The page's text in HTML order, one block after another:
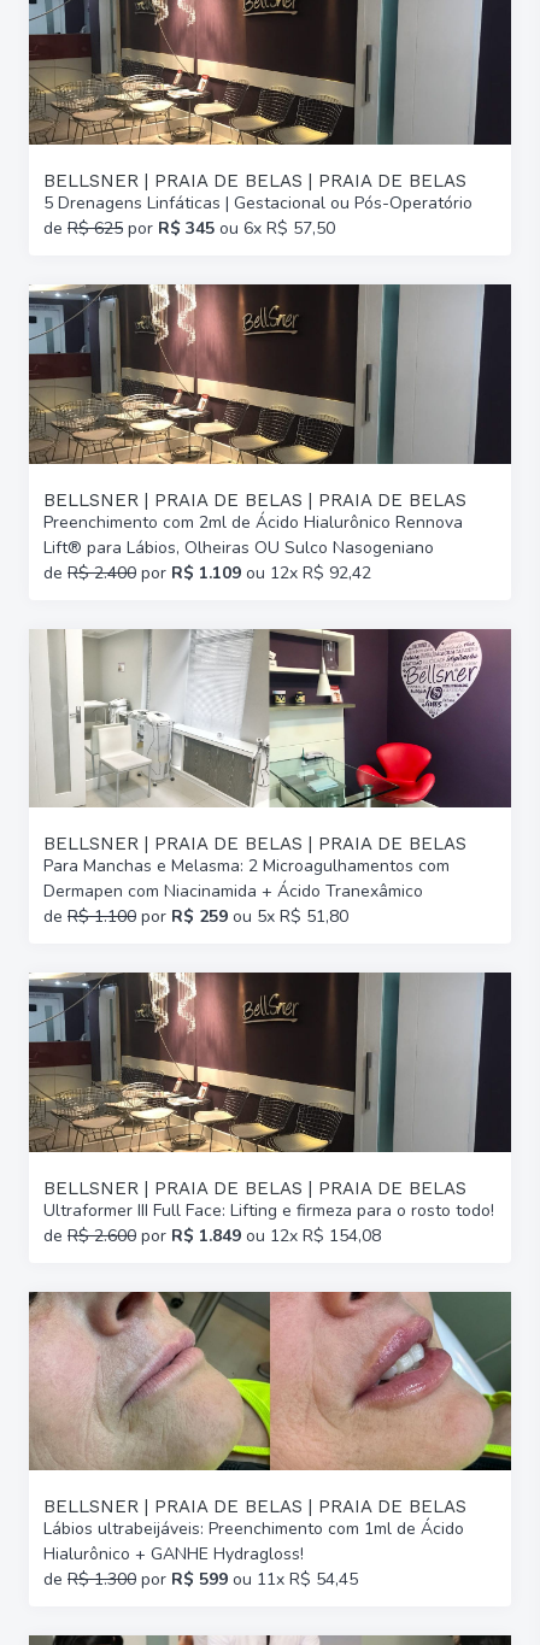
BELLSNER | PRAIA DE BELAS | PRAIA DE BELAS
5 Drenagens Linfáticas | Gestacional ou Pós-Operatório
de R$ 625 por R$ 345 ou 6x R$ 57,50
BELLSNER | PRAIA DE BELAS | PRAIA DE BELAS
Preenchimento com 2ml de Ácido Hialurônico Rennova
Lift® para Lábios, Olheiras OU Sulco Nasogeniano
de R$ 2.400 por R$ 1.109 ou 12x R$ 92,42
BELLSNER | PRAIA DE BELAS | PRAIA DE BELAS
Para Manchas e Melasma: 2 Microagulhamentos com
Dermapen com Niacinamida + Ácido Tranexâmico
de R$ 1.100 por R$ 259 ou 5x R$ 51,80
BELLSNER | PRAIA DE BELAS | PRAIA DE BELAS
Ultraformer III Full Face: Lifting e firmeza para o rosto todo!
de R$ 2.600 por R$ 1.849 ou 12x R$ 154,08
BELLSNER | PRAIA DE BELAS | PRAIA DE BELAS
Lábios ultrabeijáveis: Preenchimento com 1ml de Ácido
Hialurônico + GANHE Hydragloss!
de R$ 1.300 por R$ 599 ou 11x R$ 54,45